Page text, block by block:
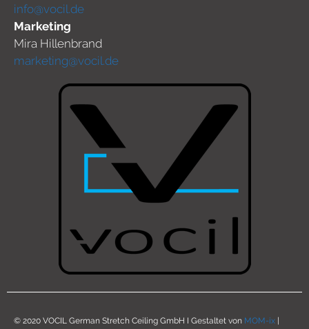
info@vocil.de
Marketing
Mira Hillenbrand
marketing@vocil.de
© 2020 VOCIL German Stretch Ceiling GmbH I Gestaltet von MOM-ix